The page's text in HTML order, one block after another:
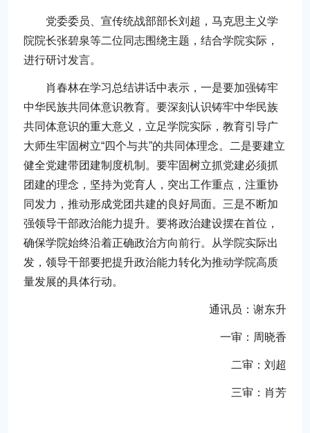
党委委员、宣传统战部部长刘超，马克思主义学
院院长张碧泉等二位同志围绕主题，结合学院实际，
进行研讨发言。
肖春林在学习总结讲话中表示，一是要加强铸牢
中华民族共同体意识教育。要深刻认识铸牢中华民族
共同体意识的重大意义，立足学院实际，教育引导广
大师生牢固树立“四个与共”的共同体理念。二是要建立
健全党建带团建制度机制。要牢固树立抓党建必须抓
团建的理念，坚持为党育人，突出工作重点，注重协
同发力，推动形成党团共建的良好局面。三是不断加
强领导干部政治能力提升。要将政治建设摆在首位，
确保学院始终沿着正确政治方向前行。从学院实际出
发，领导干部要把提升政治能力转化为推动学院高质
量发展的具体行动。
通讯员：谢东升
一审：周晓香
二审：刘超
三审：肖芳